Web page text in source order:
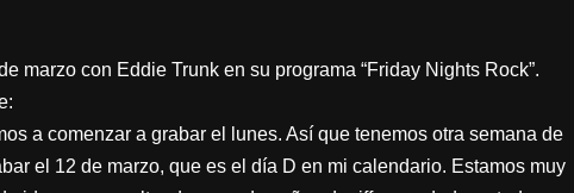
marzo con Eddie Trunk en su programa “Friday Nights Rock”.
a comenzar a grabar el lunes. Así que tenemos otra semana de
el 12 de marzo, que es el día D en mi calendario. Estamos muy